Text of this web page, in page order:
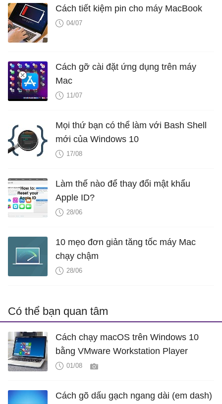
Cách tiết kiệm pin cho máy MacBook
04/07
Cách gỡ cài đặt ứng dụng trên máy
Mac
11/07
Mọi thứ bạn có thể làm với Bash Shell
mới của Windows 10
17/08
Làm thế nào để thay đổi mật khẩu
Apple ID?
28/06
10 mẹo đơn giản tăng tốc máy Mac
chạy chậm
28/06
Có thể bạn quan tâm
Cách chạy macOS trên Windows 10
bằng VMware Workstation Player
01/08
Cách gõ dấu gạch ngang dài (em dash)